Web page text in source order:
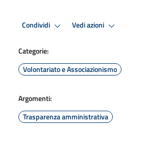
Condividi Vedi azioni
Categorie:
Volontariato e Associazionismo
Argomenti:
Trasparenza amministrativa